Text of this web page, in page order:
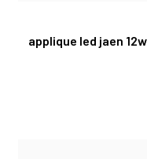
applique led jaen